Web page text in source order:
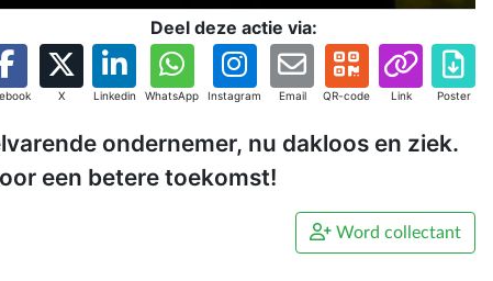
Deel deze actie via:
X Linkedin WhatsApp Instagram Email QR-code Link Poster
ondernemer, nu dakloos en ziek.
een betere toekomst!
Word collectant